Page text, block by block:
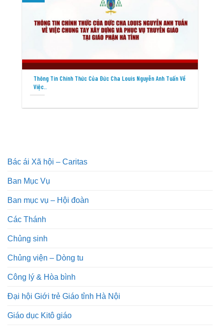
Thông Tin Chính Thức Của Đức Cha Louis Nguyễn Anh Tuấn Về
Việc..
Bác ái Xã hội – Caritas
Ban Mục Vụ
Ban mục vụ – Hội đoàn
Các Thánh
Chủng sinh
Chủng viện – Dòng tu
Công lý & Hòa bình
Đại hội Giới trẻ Giáo tỉnh Hà Nội
Giáo dục Kitô giáo